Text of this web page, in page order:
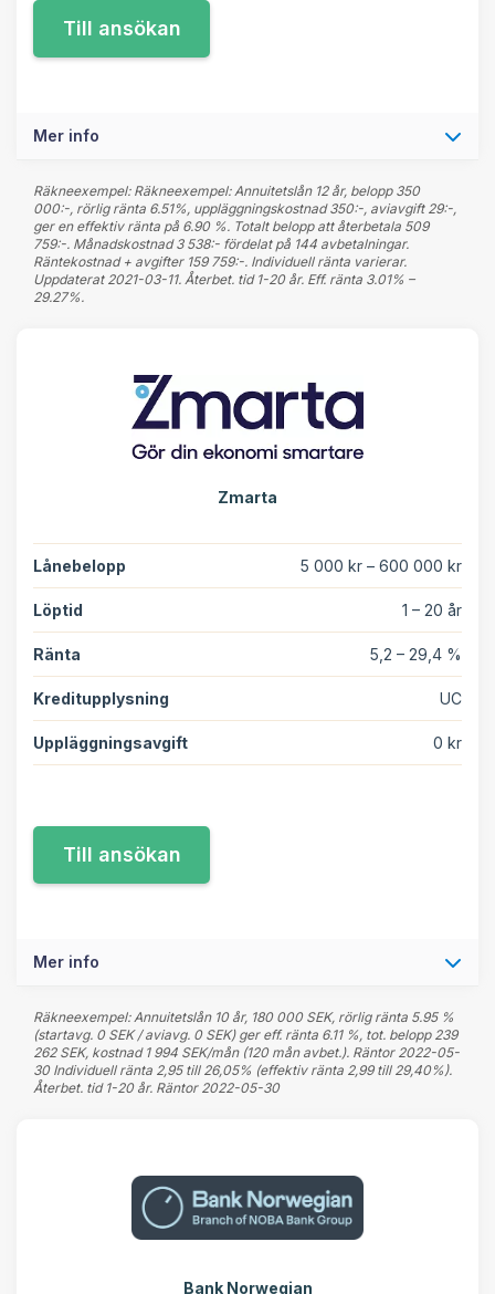
Mer info
Räkneexempel: Räkneexempel: Annuitetslån 12 år, belopp 350
000:-, rörlig ränta 6.51%, uppläggningskostnad 350:-, aviavgift 29:-,
ger en effektiv ränta på 6.90 %. Totalt belopp att återbetala 509
759:-. Månadskostnad 3 538:- fördelat på 144 avbetalningar.
Räntekostnad + avgifter 159 759:-. Individuell ränta varierar.
Uppdaterat 2021-03-11. Återbet. tid 1-20 år. Eff. ränta 3.01% –
29.27%.
Zmarta
Lånebelopp 5 000 kr – 600 000 kr
Löptid 1 – 20 år
Ränta 5,2 – 29,4 %
Kreditupplysning UC
Uppläggningsavgift 0 kr
Mer info
Räkneexempel: Annuitetslån 10 år, 180 000 SEK, rörlig ränta 5.95 %
(startavg. 0 SEK / aviavg. 0 SEK) ger eff. ränta 6.11 %, tot. belopp 239
262 SEK, kostnad 1 994 SEK/mån (120 mån avbet.). Räntor 2022-05-
30 Individuell ränta 2,95 till 26,05% (effektiv ränta 2,99 till 29,40%).
Återbet. tid 1-20 år. Räntor 2022-05-30
Bank Norwegian